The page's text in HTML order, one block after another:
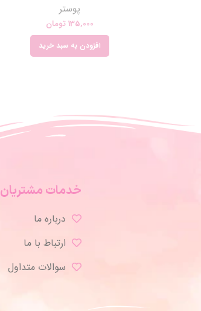
پوستر
135,000تومان
افزودن به سبد خرید
خدمات مشتریان
درباره ما
ارتباط با ما
سوالات متداول